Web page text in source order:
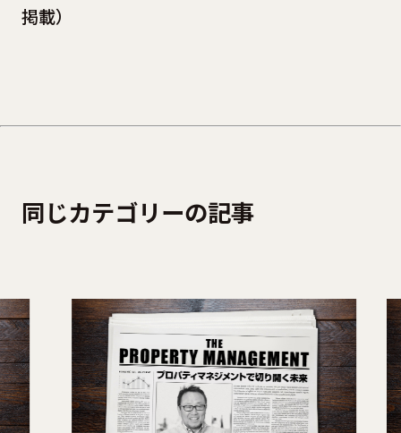
掲載）
同じカテゴリーの記事